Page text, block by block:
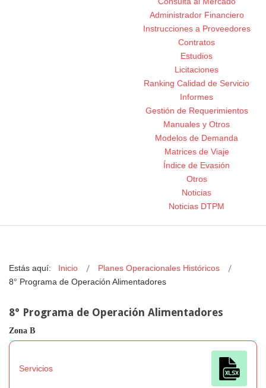
Administrador Financiero
Instrucciones a Proveedores
Contratos
Estudios
Licitaciones
Ranking Calidad de Servicio
Informes
Gestión de Requerimientos
Manuales y Otros
Modelos de Demanda
Matrices de Viaje
Índice de Evasión
Otros
Noticias
Noticias DTPM
Estás aquí: Inicio
Planes Operacionales Históricos
8° Programa de Operación Alimentadores
8° Programa de Operación Alimentadores
Zona B
Servicios